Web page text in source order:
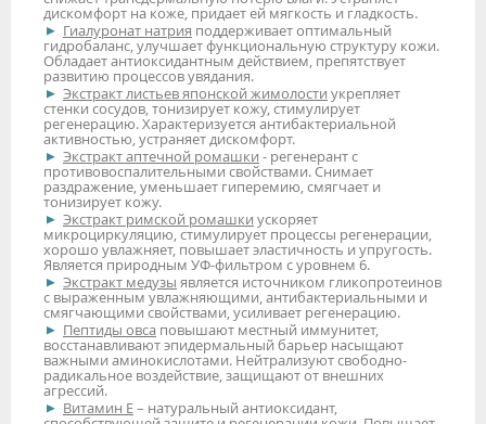
дискомфорт на коже, придает ей мягкость и гладкость.
Гиалуронат натрия поддерживает оптимальный
гидробаланс, улучшает функциональную структуру кожи.
Обладает антиоксидантным действием, препятствует
развитию процессов увядания.
Экстракт листьев японской жимолости укрепляет
стенки сосудов, тонизирует кожу, стимулирует
регенерацию. Характеризуется антибактериальной
активностью, устраняет дискомфорт.
Экстракт аптечной ромашки - регенерант с
противовоспалительными свойствами. Снимает
раздражение, уменьшает гиперемию, смягчает и
тонизирует кожу.
Экстракт римской ромашки ускоряет
микроциркуляцию, стимулирует процессы регенерации,
хорошо увлажняет, повышает эластичность и упругость.
Является природным УФ-фильтром с уровнем 6.
Экстракт медузы является источником гликопротеинов
с выраженным увлажняющими, антибактериальными и
смягчающими свойствами, усиливает регенерацию.
Пептиды овса повышают местный иммунитет,
восстанавливают эпидермальный барьер насыщают
важными аминокислотами. Нейтрализуют свободно-
радикальное воздействие, защищают от внешних
агрессий.
Витамин Е– натуральный антиоксидант,